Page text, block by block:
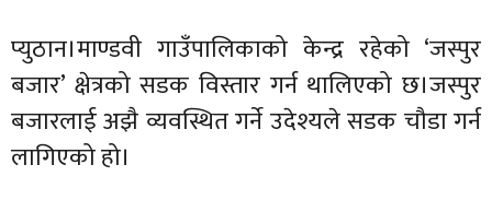
प्युठान।माण्डवी गाउँपालिकाको केन्द्र रहेको ‘जस्पुर
बजार’ क्षेत्रको सडक विस्तार गर्न थालिएको छ।जस्पुर
बजारलाई अझै व्यवस्थित गर्ने उदेश्यले सडक चौडा गर्न
लागिएको हो।